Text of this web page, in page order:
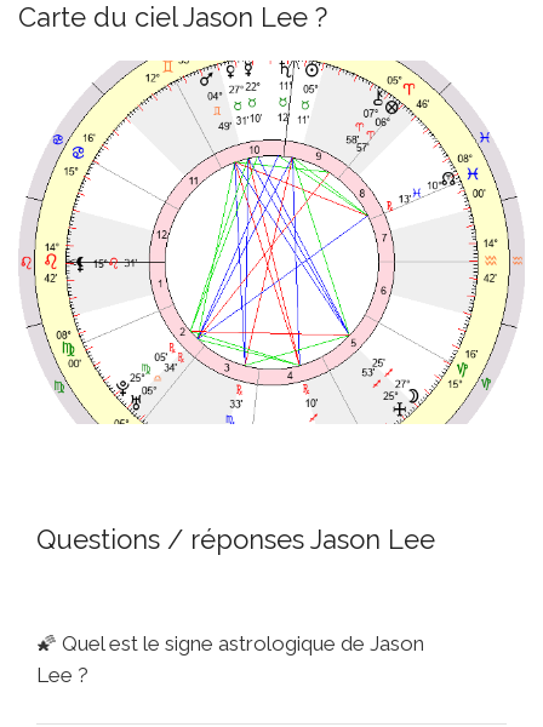
Carte du ciel Jason Lee ?
Questions / réponses Jason Lee
🌠 Quel est le signe astrologique de Jason
Lee ?